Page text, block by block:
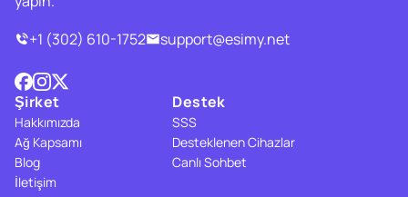
+1 (302) 610-1752
support@esimy.net
Şirket
Hakkımızda
Ağ Kapsamı
Blog
İletişim
Destek
SSS
Desteklenen Cihazlar
Canlı Sohbet